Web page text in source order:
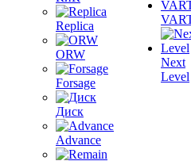
Replica
ORW
Forsage
Диск
Advance
Next
Level